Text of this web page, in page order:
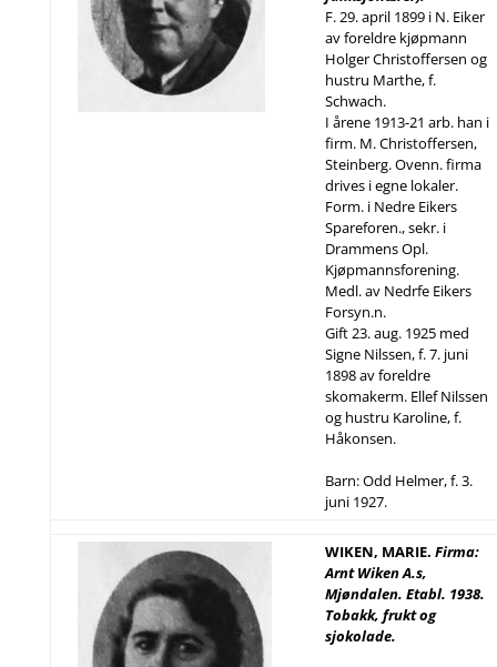
F. 29. april 1899 i N. Eiker
av foreldre kjøpmann
Holger Christoffersen og
hustru Marthe, f.
Schwach.
I årene 1913-21 arb. han i
firm. M. Christoffersen,
Steinberg. Ovenn. firma
drives i egne lokaler.
Form. i Nedre Eikers
Spareforen., sekr. i
Drammens Opl.
Kjøpmannsforening.
Medl. av Nedrfe Eikers
Forsyn.n.
Gift 23. aug. 1925 med
Signe Nilssen, f. 7. juni
1898 av foreldre
skomakerm. Ellef Nilssen
og hustru Karoline, f.
Håkonsen.
Barn: Odd Helmer, f. 3.
juni 1927.
WIKEN, MARIE. Firma:
Arnt Wiken A.s,
Mjøndalen. Etabl. 1938.
Tobakk, frukt og
sjokolade.